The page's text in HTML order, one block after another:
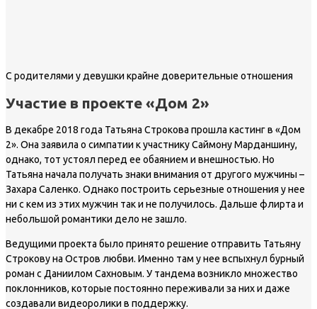
С родителями у девушки крайне доверительные отношения
Участие в проекте «Дом 2»
В декабре 2018 года Татьяна Строкова прошла кастинг в «Дом
2». Она заявила о симпатии к участнику Саймону Марданшину,
однако, тот устоял перед ее обаянием и внешностью. Но
Татьяна начала получать знаки внимания от другого мужчины –
Захара Саленко. Однако построить серьезные отношения у нее
ни с кем из этих мужчин так и не получилось. Дальше флирта и
небольшой романтики дело не зашло.
Ведущими проекта было принято решение отправить Татьяну
Строкову на Остров любви. Именно там у нее вспыхнул бурный
роман с Даниилом Сахновым. У тандема возникло множество
поклонников, которые постоянно переживали за них и даже
создавали видеоролики в поддержку.